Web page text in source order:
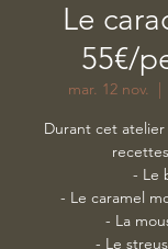
Le
55€/
mar. 12 nov.
  |
Durant cet
- Le
- Le caramel
- La
- Le